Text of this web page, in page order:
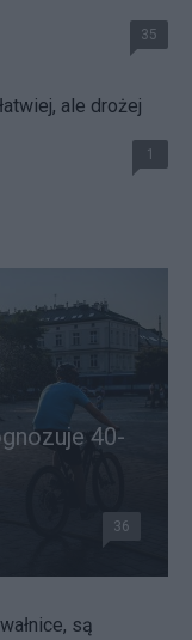
35
ale drożej
1
40-
36
są